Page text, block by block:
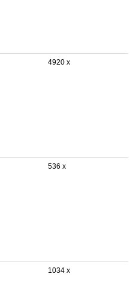
4920 x
536 x
1034 x